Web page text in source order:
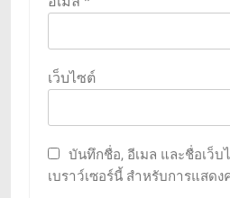
เว็บไซต์
บันทึกชื่อ, อีเมล และชื่อเว็
เบราว์เซอร์นี้ สำหรับการแสด